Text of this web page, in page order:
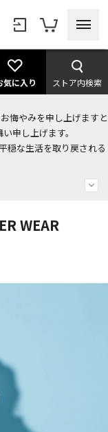
気に入り ストア内検索
悔やみを申し上げますと
申し上げます。
穏な生活を取り戻される
ント！
WEAR